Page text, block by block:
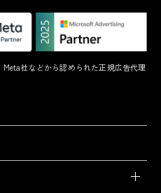
社などから認められた正規広告代理